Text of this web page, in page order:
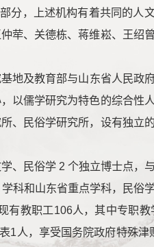
分，上述机构有着共同的人
荦、关德栋、蒋维崧、王绍
地及教育部与山东省人民政
以儒学研究为特色的综合性人
、民俗学研究所，设有独立
、民俗学 2 个独立博士点，
科和山东省重点学科，民俗
有教职工106人，其中专职教
1人，享受国务院政府特殊津